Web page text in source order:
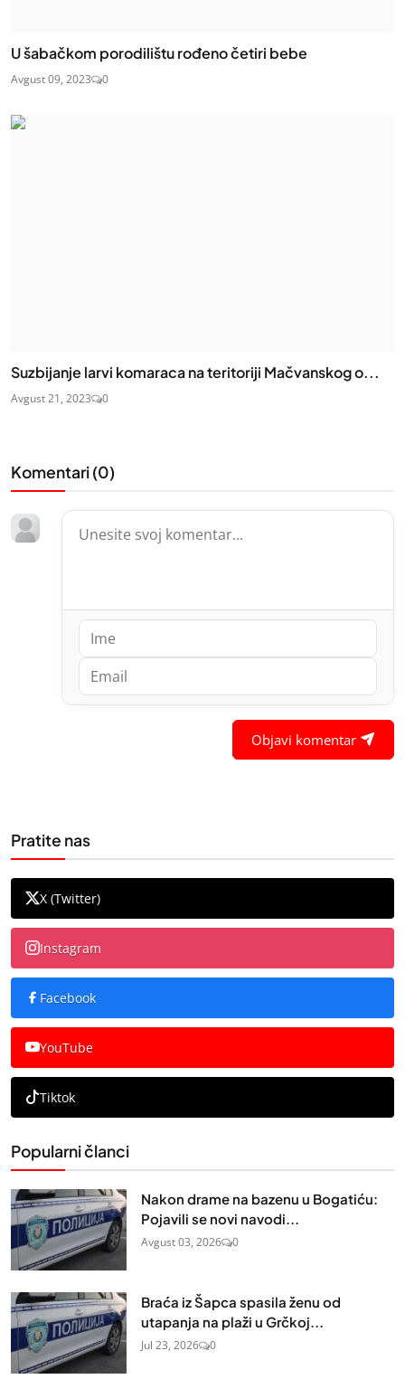
U šabačkom porodilištu rođeno četiri bebe
Avgust 09, 2023 0
Suzbijanje larvi komaraca na teritoriji Mačvanskog o...
Avgust 21, 2023 0
Komentari (0)
Objavi komentar
Pratite nas
X (Twitter)
Instagram
Facebook
YouTube
Tiktok
Popularni članci
Nakon drame na bazenu u Bogatiću:
Pojavili se novi navodi...
Avgust 03, 2026 0
Braća iz Šapca spasila ženu od
utapanja na plaži u Grčkoj...
Jul 23, 2026 0